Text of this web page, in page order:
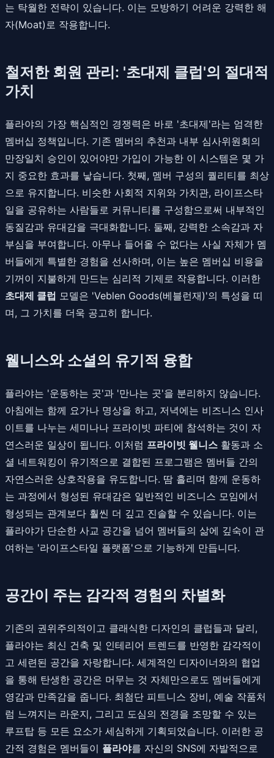
는 탁월한 전략이 있습니다. 이는 모방하기 어려운 강력한 해
자(Moat)로 작용합니다.
철저한 회원 관리: '초대제 클럽'의 절대적
가치
플라야의 가장 핵심적인 경쟁력은 바로 '초대제'라는 엄격한
멤버십 정책입니다. 기존 멤버의 추천과 내부 심사위원회의
만장일치 승인이 있어야만 가입이 가능한 이 시스템은 몇 가
지 중요한 효과를 낳습니다. 첫째, 멤버 구성의 퀄리티를 최상
으로 유지합니다. 비슷한 사회적 지위와 가치관, 라이프스타
일을 공유하는 사람들로 커뮤니티를 구성함으로써 내부적인
동질감과 유대감을 극대화합니다. 둘째, 강력한 소속감과 자
부심을 부여합니다. 아무나 들어올 수 없다는 사실 자체가 멤
버들에게 특별한 경험을 선사하며, 이는 높은 멤버십 비용을
기꺼이 지불하게 만드는 심리적 기제로 작용합니다. 이러한
초대제 클럽 모델은 'Veblen Goods(베블런재)'의 특성을 띠
며, 그 가치를 더욱 공고히 합니다.
웰니스와 소셜의 유기적 융합
플라야는 '운동하는 곳'과 '만나는 곳'을 분리하지 않습니다.
아침에는 함께 요가나 명상을 하고, 저녁에는 비즈니스 인사
이트를 나누는 세미나나 프라이빗 파티에 참석하는 것이 자
연스러운 일상이 됩니다. 이처럼 프라이빗 웰니스 활동과 소
셜 네트워킹이 유기적으로 결합된 프로그램은 멤버들 간의
자연스러운 상호작용을 유도합니다. 땀 흘리며 함께 운동하
는 과정에서 형성된 유대감은 일반적인 비즈니스 모임에서
형성되는 관계보다 훨씬 더 깊고 진솔할 수 있습니다. 이는
플라야가 단순한 사교 공간을 넘어 멤버들의 삶에 깊숙이 관
여하는 '라이프스타일 플랫폼'으로 기능하게 만듭니다.
공간이 주는 감각적 경험의 차별화
기존의 권위주의적이고 클래식한 디자인의 클럽들과 달리,
플라야는 최신 건축 및 인테리어 트렌드를 반영한 감각적이
고 세련된 공간을 자랑합니다. 세계적인 디자이너와의 협업
을 통해 탄생한 공간은 머무는 것 자체만으로도 멤버들에게
영감과 만족감을 줍니다. 최첨단 피트니스 장비, 예술 작품처
럼 느껴지는 라운지, 그리고 도심의 전경을 조망할 수 있는
루프탑 등 모든 요소가 세심하게 기획되었습니다. 이러한 공
간적 경험은 멤버들이 플라야를 자신의 SNS에 자발적으로